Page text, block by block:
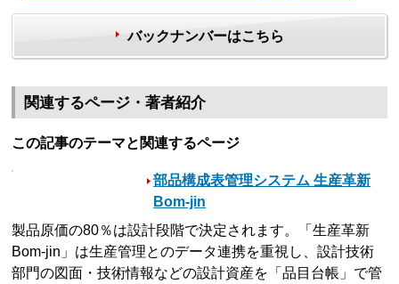
バックナンバーはこちら
関連するページ・著者紹介
この記事のテーマと関連するページ
部品構成表管理システム 生産革新
Bom-jin
製品原価の80％は設計段階で決定されます。「生産革新
Bom-jin」は生産管理とのデータ連携を重視し、設計技術
部門の図面・技術情報などの設計資産を「品目台帳」で管